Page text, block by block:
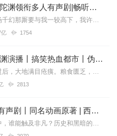
大奉打更人丨头陀渊领衔多人有声剧|畅听全集|王鹤棣、田曦薇主演影视剧原著|卖报小郎君
【冒泡有奖】听说杨千幻那厮要与我一较高下，我许七安要开始装叉了！快进入声音播放页戳下方输入框，冒个泡偷偷告诉我，我要用哪些诗词才能胜过他？说得好的，有赏！202...
亿 1754
第九特区丨头陀渊演播丨搞笑热血都市丨伪戒丨VIP免费多人有声剧
【内容简介】灾变过后，大地满目疮痍。粮食匮乏，资源紧俏，局势混乱……一位从待规划区杀出来的青年，背对着漫天黄沙，孤身来到九区谋生，却不曾想偶然结识三五好友，一念...
2813
诡秘之主 | 多人有声剧丨同名动画原著 | 西幻克苏鲁 | 乌贼作品
蒸汽与机械的浪潮中，谁能触及非凡？历史和黑暗的迷雾里，又是谁在耳语？我从诡秘中醒来，睁眼看见这个世界：枪械，大炮，巨舰，飞空艇，差分机；魔药，占卜，诅咒，倒吊人...